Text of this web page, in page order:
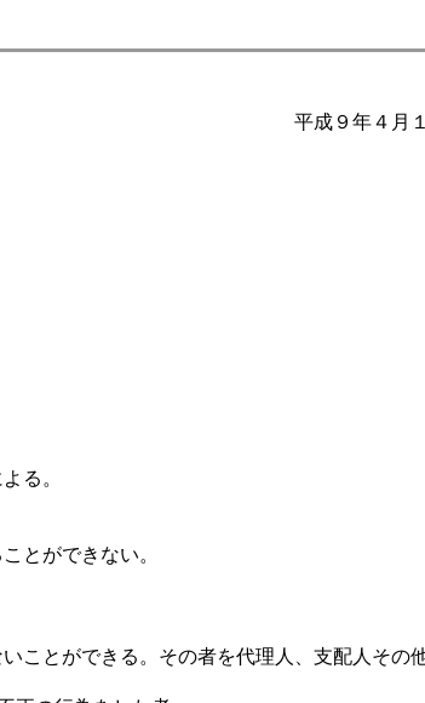
平成９年４月
る。
とができない。
ことができる。その者を代理人、支配人その